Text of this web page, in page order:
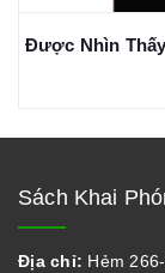
Sách Khai
Địa chỉ: Hẻm